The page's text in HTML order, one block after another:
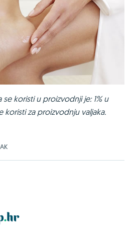
koristi u proizvodnji je: 1% u
koristi za proizvodnju valjaka.